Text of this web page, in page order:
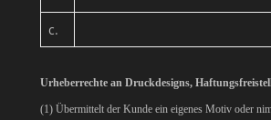
c.
Urheberrechte an Druckdesigns,
(1) Übermittelt der Kunde ein eigenes Motiv oder